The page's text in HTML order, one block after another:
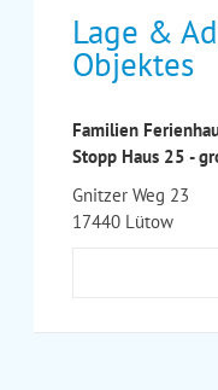
Lage &
Objektes
Familien
Stopp Haus 25 -
Gnitzer Weg 23
17440 Lütow